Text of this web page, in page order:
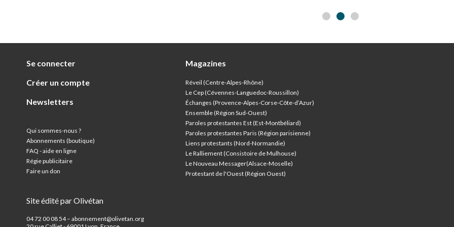
Se connecter
Créer un compte
Newsletters
Qui sommes-nous ?
Abonnements (boutique)
FAQ - aide en ligne
Régie publicitaire
Faire un don
Site édité par Olivétan
04 72 00 08 54 – abonnement@olivetan.org
Magazines
Réveil (Centre-Alpes-Rhône)
Le Cep (Cévennes-Languedoc-Roussillon)
Échanges (Provence-Alpes-Corse-Côte-d’Azur)
Ensemble (Région Sud-Ouest)
Paroles protestantes Est (Est-Montbéliard)
Paroles protestantes Paris (Région parisienne)
Liens protestants (Nord-Normandie)
Le Ralliement (Consistoire de Mulhouse)
Le Nouveau Messager(Alsace-Moselle)
Protestant de l'Ouest (Région Ouest)